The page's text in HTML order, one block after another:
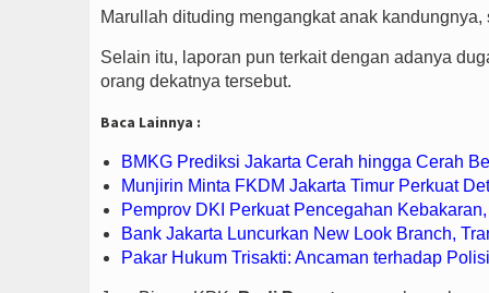
Marullah dituding mengangkat anak
Selain itu, laporan pun terkait dengan adanya
orang dekatnya tersebut.
Baca Lainnya :
BMKG Prediksi Jakarta Cerah hingga Cerah
Munjirin Minta FKDM Jakarta Timur Perkuat
Pemprov DKI Perkuat Pencegahan
Bank Jakarta Luncurkan New Look Branch,
Pakar Hukum Trisakti: Ancaman terhadap